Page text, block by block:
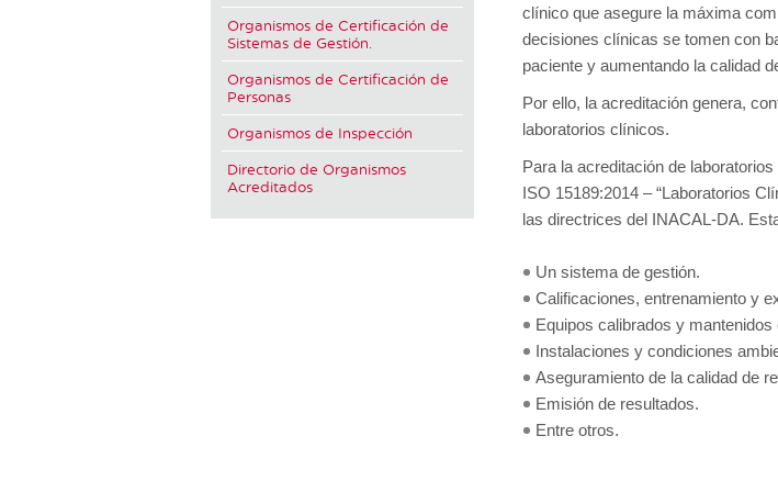
Organismos de Certificación de
Sistemas de Gestión.
Organismos de Certificación de
Personas
Organismos de Inspección
Directorio de Organismos
Acreditados
clínico que asegure la máxima
decisiones clínicas se tomen con
paciente y aumentando la calidad
Por ello, la acreditación genera,
laboratorios clínicos.
Para la acreditación de
ISO 15189:2014 – “Laboratorios
las directrices del INACAL-DA.
Un sistema de gestión.
Calificaciones, entrenamiento y
Equipos calibrados y
Instalaciones y condiciones
Aseguramiento de la calidad de
Emisión de resultados.
Entre otros.